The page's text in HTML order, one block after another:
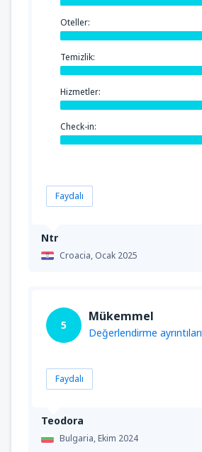
Ntr
Croacia, Ocak 2025
Oteller:
Temizlik:
Hizmetler:
Check-in:
Faydalı
Teodora
Bulgaria,Ekim 2024
5
Mükemmel
Değerlendirme ayrıntıları
Faydalı